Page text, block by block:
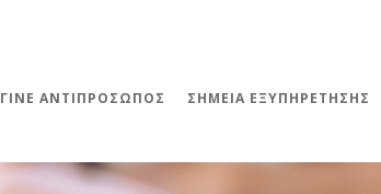
ΓΊΝΕ ΑΝΤΙΠΡΌΣΩΠΟΣ ΣΗΜΕΙΑ ΕΞΥΠΗΡΕΤΗΣΗΣ